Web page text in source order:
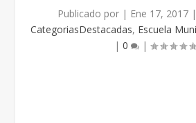
Publicado por | Ene 17, 2017 |
CategoriasDestacadas, Escuela
| 0 |